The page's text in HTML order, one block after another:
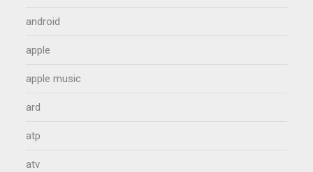
android
apple
apple music
ard
atp
atv